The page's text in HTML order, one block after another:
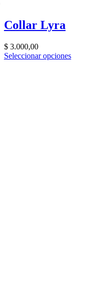
Collar Lyra
$3.000,00
Seleccionar opciones